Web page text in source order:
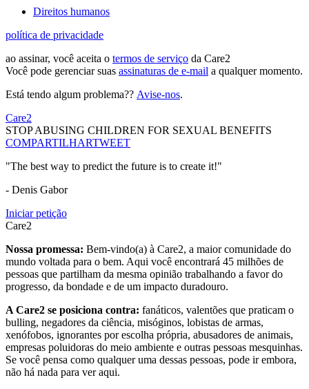
Direitos humanos
política de privacidade
ao assinar, você aceita o termos de serviço da Care2
Você pode gerenciar suas assinaturas de e-mail a qualquer momento.
Está tendo algum problema?? Avise-nos.
Care2
STOP ABUSING CHILDREN FOR SEXUAL BENEFITS
COMPARTILHARTWEET
"The best way to predict the future is to create it!"
- Denis Gabor
Iniciar petição
Care2
Nossa promessa: Bem-vindo(a) à Care2, a maior comunidade do
mundo voltada para o bem. Aqui você encontrará 45 milhões de
pessoas que partilham da mesma opinião trabalhando a favor do
progresso, da bondade e de um impacto duradouro.
A Care2 se posiciona contra: fanáticos, valentões que praticam o
bulling, negadores da ciência, misóginos, lobistas de armas,
xenófobos, ignorantes por escolha própria, abusadores de animais,
empresas poluidoras do meio ambiente e outras pessoas mesquinhas.
Se você pensa como qualquer uma dessas pessoas, pode ir embora,
não há nada para ver aqui.